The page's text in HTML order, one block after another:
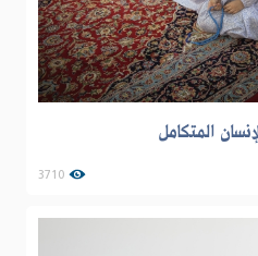
المتكامل
3710